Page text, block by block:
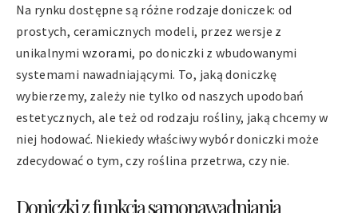
Na rynku dostępne są różne rodzaje doniczek: od
prostych, ceramicznych modeli, przez wersje z
unikalnymi wzorami, po doniczki z wbudowanymi
systemami nawadniającymi. To, jaką doniczkę
wybierzemy, zależy nie tylko od naszych upodobań
estetycznych, ale też od rodzaju rośliny, jaką chcemy w
niej hodować. Niekiedy właściwy wybór doniczki może
zdecydować o tym, czy roślina przetrwa, czy nie.
Doniczki z funkcją samonawadniania